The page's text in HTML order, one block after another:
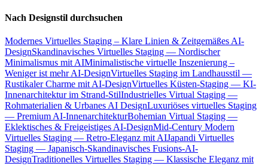
Nach Designstil durchsuchen
Modernes Virtuelles Staging – Klare Linien & Zeitgemäßes AI-
DesignSkandinavisches Virtuelles Staging — Nordischer
Minimalismus mit AIMinimalistische virtuelle Inszenierung –
Weniger ist mehr AI-DesignVirtuelles Staging im Landhausstil —
Rustikaler Charme mit AI-DesignVirtuelles Küsten-Staging — KI-
Innenarchitektur im Strand-StilIndustrielles Virtual Staging —
Rohmaterialien & Urbanes AI DesignLuxuriöses virtuelles Staging
— Premium AI-InnenarchitekturBohemian Virtual Staging —
Eklektisches & Freigeistiges AI-DesignMid-Century Modern
Virtuelles Staging — Retro-Eleganz mit AIJapandi Virtuelles
Staging — Japanisch-Skandinavisches Fusions-AI-
DesignTraditionelles Virtuelles Staging — Klassische Eleganz mit